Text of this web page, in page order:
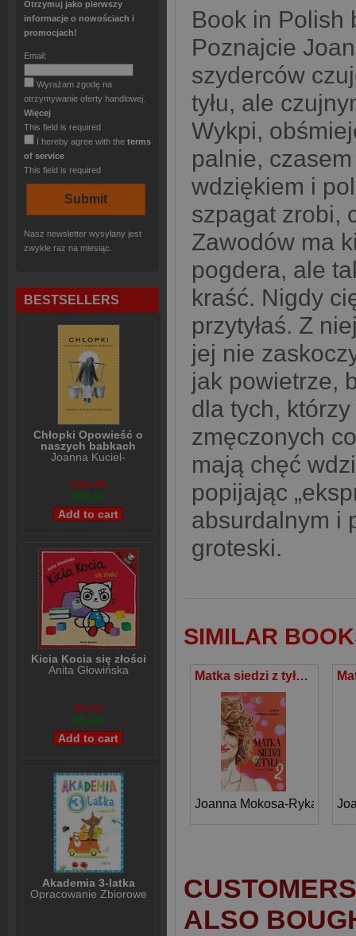
Otrzymuj jako pierwszy
informacje o nowościach i
promocjach!
Email:
Wyrażam zgodę na
otrzymywanie oferty handlowej.
Więcej
This field is required
I hereby agree with the terms
of service
This field is required
Nasz newsletter wysyłany jest
zwykle raz na miesiąc.
BESTSELLERS
Chłopki Opowieść o
naszych babkach
Joanna Kuciel-
$36,25
$30,36
Kicia Kocia się złości
Anita Głowińska
$7,97
$5,98
Akademia 3-latka
Opracowanie Zbiorowe
Book in Polish
Poznajcie
szyderców
tyłu, ale
Wykpi,
palnie,
wdziękiem i
szpagat zrobi,
Zawodów ma
pogdera, ale
kraść. Nigdy
przytyłaś. Z
jej nie
jak powietrze,
dla tych,
zmęczonych
mają chęć
popijając
absurdalnym i
groteski.
SIMILAR
Matka siedzi z tyłu 2 I znów d**a blada
Joanna Mokosa-Rykalska
ALSO